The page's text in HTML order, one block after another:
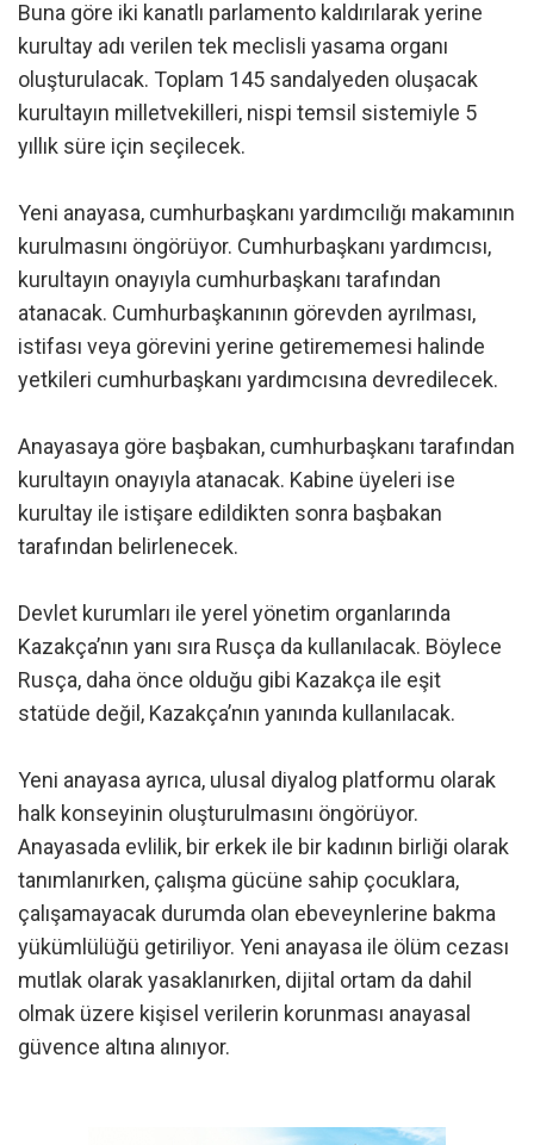
Buna göre iki kanatlı parlamento kaldırılarak yerine
kurultay adı verilen tek meclisli yasama organı
oluşturulacak. Toplam 145 sandalyeden oluşacak
kurultayın milletvekilleri, nispi temsil sistemiyle 5
yıllık süre için seçilecek.
Yeni anayasa, cumhurbaşkanı yardımcılığı makamının
kurulmasını öngörüyor. Cumhurbaşkanı yardımcısı,
kurultayın onayıyla cumhurbaşkanı tarafından
atanacak. Cumhurbaşkanının görevden ayrılması,
istifası veya görevini yerine getirememesi halinde
yetkileri cumhurbaşkanı yardımcısına devredilecek.
Anayasaya göre başbakan, cumhurbaşkanı tarafından
kurultayın onayıyla atanacak. Kabine üyeleri ise
kurultay ile istişare edildikten sonra başbakan
tarafından belirlenecek.
Devlet kurumları ile yerel yönetim organlarında
Kazakça’nın yanı sıra Rusça da kullanılacak. Böylece
Rusça, daha önce olduğu gibi Kazakça ile eşit
statüde değil, Kazakça’nın yanında kullanılacak.
Yeni anayasa ayrıca, ulusal diyalog platformu olarak
halk konseyinin oluşturulmasını öngörüyor.
Anayasada evlilik, bir erkek ile bir kadının birliği olarak
tanımlanırken, çalışma gücüne sahip çocuklara,
çalışamayacak durumda olan ebeveynlerine bakma
yükümlülüğü getiriliyor. Yeni anayasa ile ölüm cezası
mutlak olarak yasaklanırken, dijital ortam da dahil
olmak üzere kişisel verilerin korunması anayasal
güvence altına alınıyor.